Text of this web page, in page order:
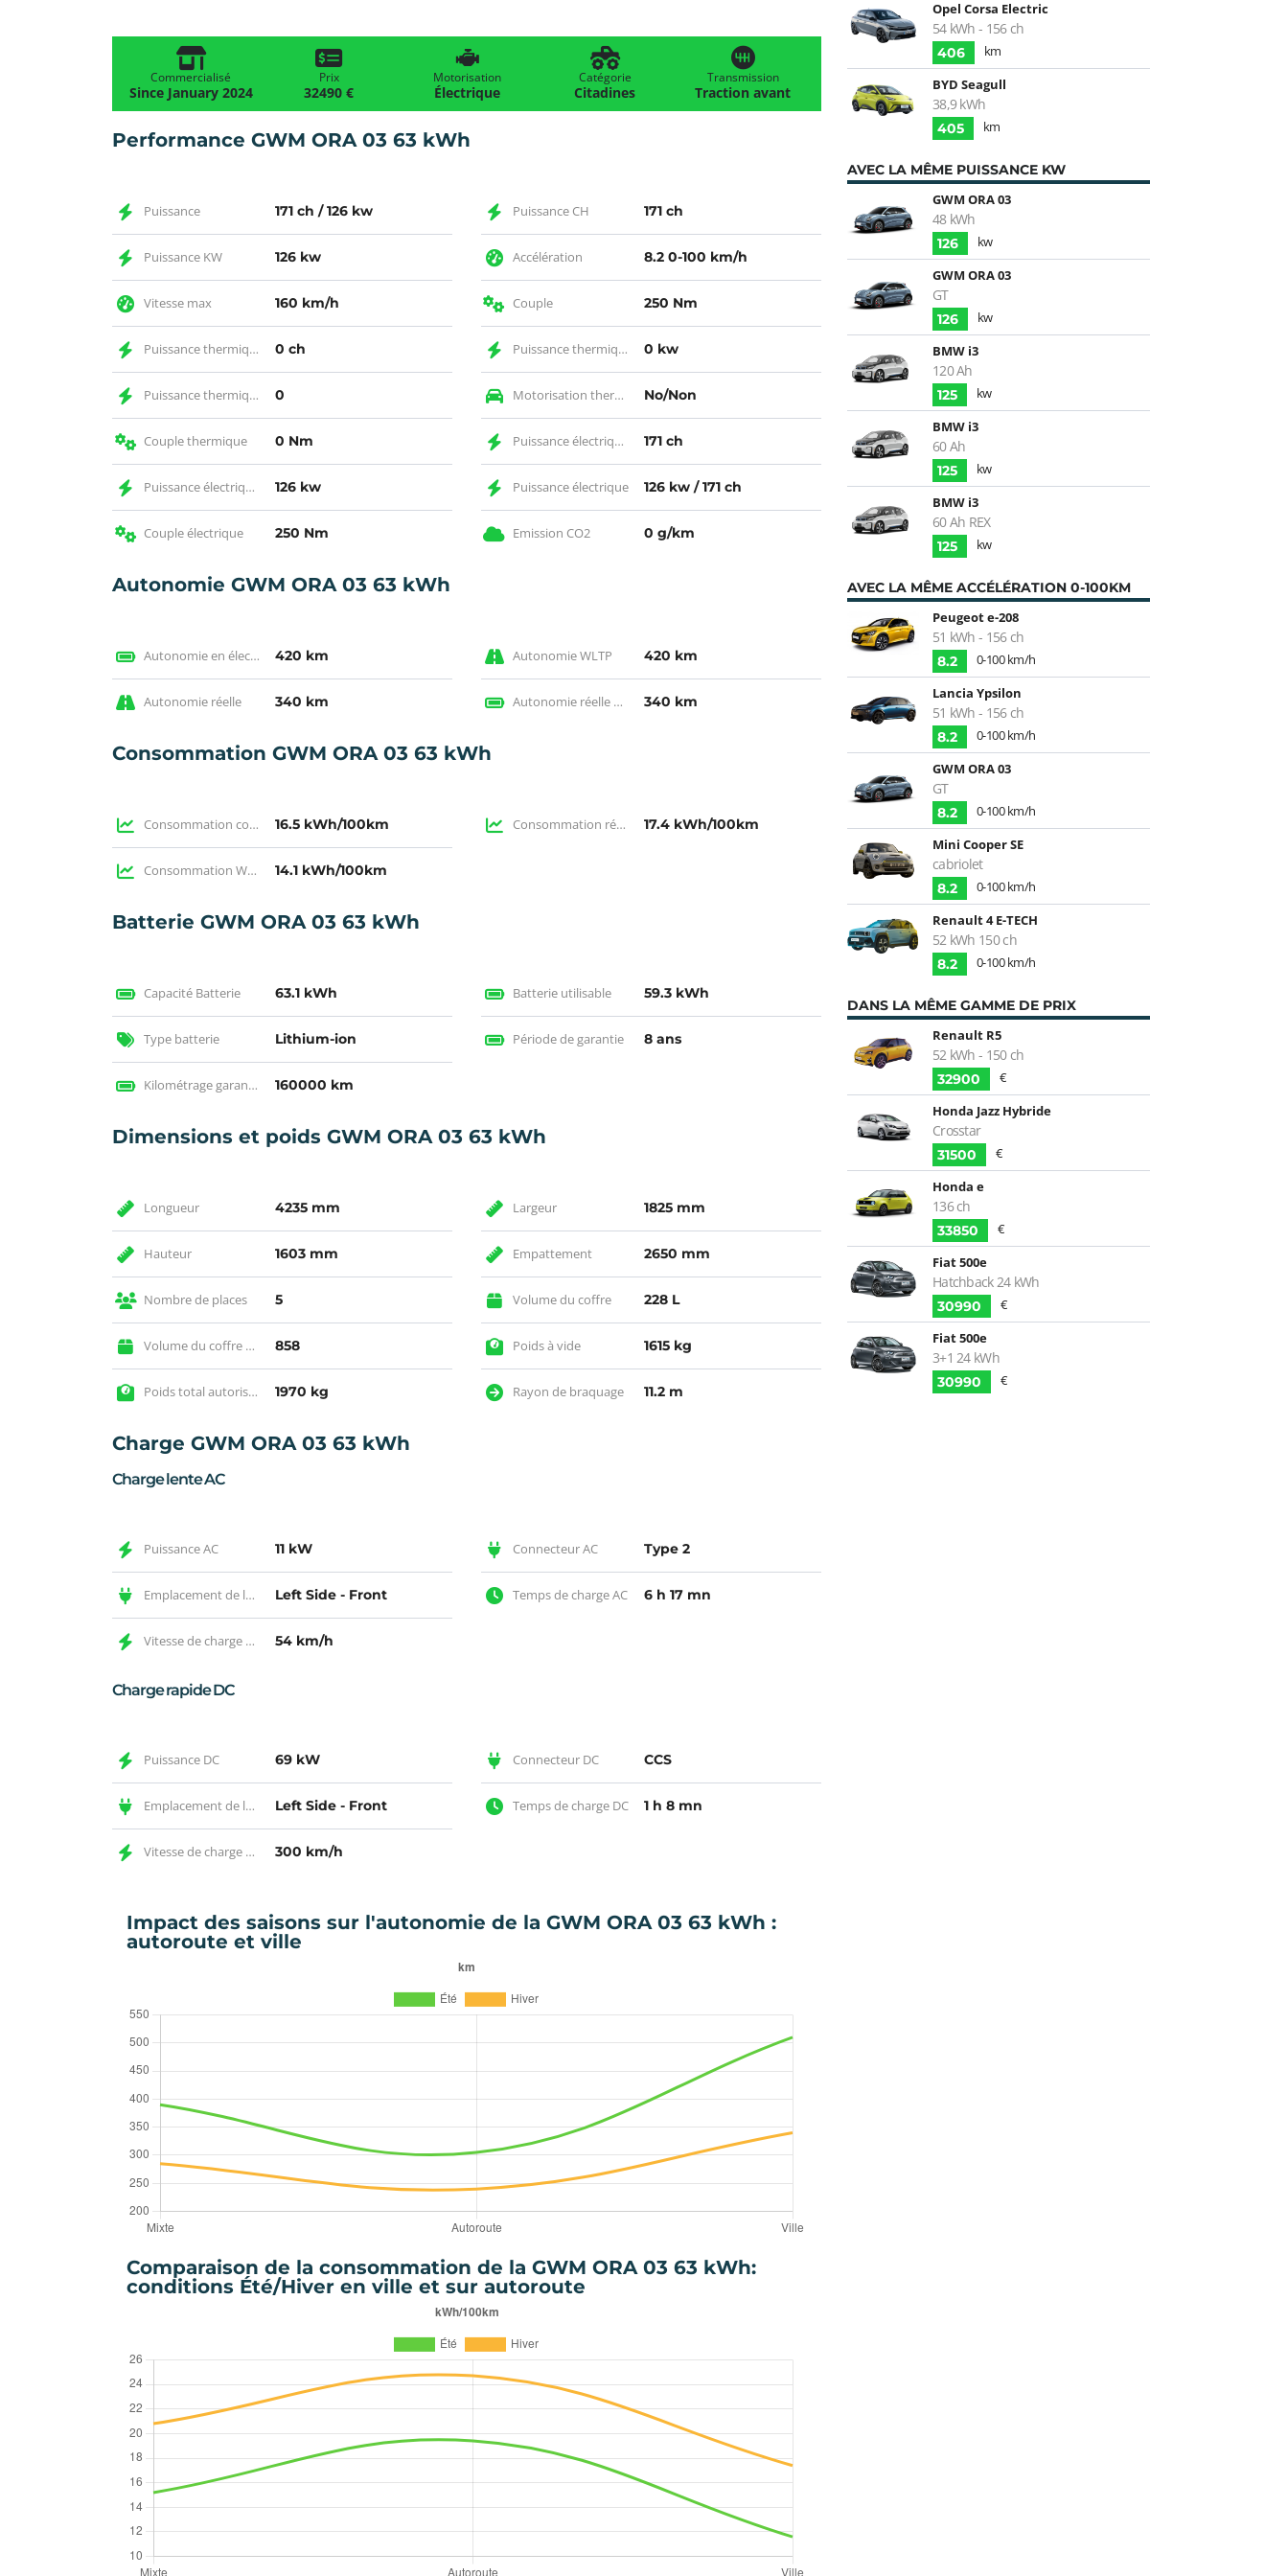
Commercialisé
Since January 2024
Prix
32490 €
Motorisation
Électrique
Catégorie
Citadines
Transmission
Traction avant
Performance GWM ORA 03 63 kWh
Puissance 171 ch / 126 kw Puissance CH 171 ch
Puissance KW 126 kw Accélération 8.2 0-100 km/h
Vitesse max 160 km/h Couple 250 Nm
Puissance thermique CH 0 ch Puissance thermique KW 0 kw
Puissance thermique 0 Motorisation thermique No/Non
Couple thermique 0 Nm Puissance électrique CH 171 ch
Puissance électrique KW 126 kw Puissance électrique 126 kw / 171 ch
Couple électrique 250 Nm Emission CO2 0 g/km
Autonomie GWM ORA 03 63 kWh
Autonomie en électrique WLTP 420 km Autonomie WLTP 420 km
Autonomie réelle 340 km Autonomie réelle en électrique 340 km
Consommation GWM ORA 03 63 kWh
Consommation constructeur 16.5 kWh/100km Consommation réelle 17.4 kWh/100km
Consommation WLTP 14.1 kWh/100km
Batterie GWM ORA 03 63 kWh
Capacité Batterie 63.1 kWh Batterie utilisable 59.3 kWh
Type batterie Lithium-ion Période de garantie 8 ans
Kilométrage garantie 160000 km
Dimensions et poids GWM ORA 03 63 kWh
Longueur 4235 mm Largeur 1825 mm
Hauteur 1603 mm Empattement 2650 mm
Nombre de places 5 Volume du coffre 228 L
Volume du coffre max 858 Poids à vide 1615 kg
Poids total autorisé en charge 1970 kg Rayon de braquage 11.2 m
Charge GWM ORA 03 63 kWh
Charge lente AC
Puissance AC 11 kW Connecteur AC Type 2
Emplacement de la prise AC Left Side - Front Temps de charge AC 6 h 17 mn
Vitesse de charge AC 54 km/h
Charge rapide DC
Puissance DC 69 kW Connecteur DC CCS
Emplacement de la prise DC Left Side - Front Temps de charge DC 1 h 8 mn
Vitesse de charge DC 300 km/h
Impact des saisons sur l'autonomie de la GWM ORA 03 63 kWh :
autoroute et ville
Comparaison de la consommation de la GWM ORA 03 63 kWh:
conditions Été/Hiver en ville et sur autoroute
Opel Corsa Electric
54 kWh - 156 ch
406
km
BYD Seagull
38,9 kWh
405 km
AVEC LA MÊME PUISSANCE KW
GWM ORA 03
48 kWh
126
kw
GWM ORA 03
GT
126
kw
BMW i3
120 Ah
125
kw
BMW i3
60 Ah
125
kw
BMW i3
60 Ah REX
125 kw
AVEC LA MÊME ACCÉLÉRATION 0-100KM
Peugeot e-208
51 kWh - 156 ch
8.2
0-100 km/h
Lancia Ypsilon
51 kWh - 156 ch
8.2
0-100 km/h
GWM ORA 03
GT
8.2
0-100 km/h
Mini Cooper SE
cabriolet
8.2
0-100 km/h
Renault 4 E-TECH
52 kWh 150 ch
8.2 0-100 km/h
DANS LA MÊME GAMME DE PRIX
Renault R5
52 kWh - 150 ch
32900
€
Honda Jazz Hybride
Crosstar
31500
€
Honda e
136 ch
33850
€
Fiat 500e
Hatchback 24 kWh
30990
€
Fiat 500e
3+1 24 kWh
30990 €